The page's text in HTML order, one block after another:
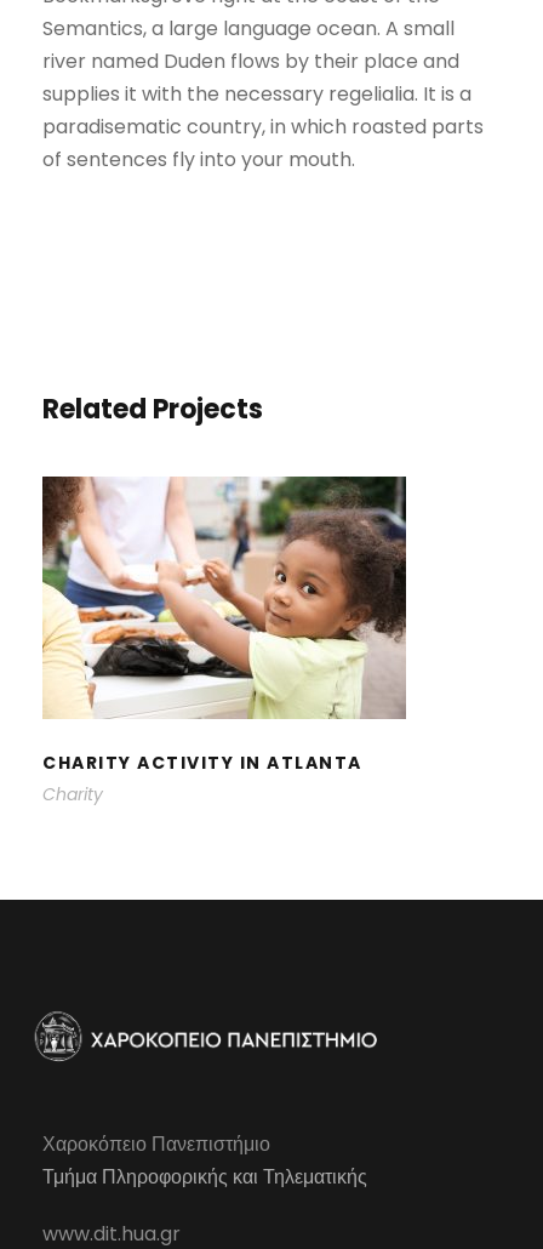
Semantics, a large language ocean. A small
river named Duden flows by their place and
supplies it with the necessary regelialia. It is a
paradisematic country, in which roasted parts
of sentences fly into your mouth.
Related Projects
CHARITY ACTIVITY IN ATLANTA
CHARITY ACTIVITY IN ATLANTA
Charity
Χαροκόπειο Πανεπιστήμιο
Τμήμα Πληροφορικής και Τηλεματικής
www.dit.hua.gr